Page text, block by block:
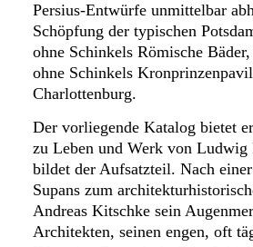
Persius-Entwürfe unmittelbar
Schöpfung der typischen
ohne Schinkels Römische
ohne Schinkels
Charlottenburg.
Der vorliegende Katalog bietet
zu Leben und Werk von Ludwig
bildet der Aufsatzteil. Nach
Supans zum
Andreas Kitschke sein
Architekten, seinen engen, oft